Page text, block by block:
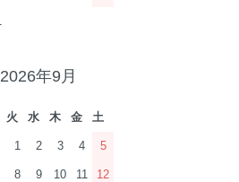
2026年9月
火 水 木 金 土
1 2 3 4 5
8 9 10 11 12